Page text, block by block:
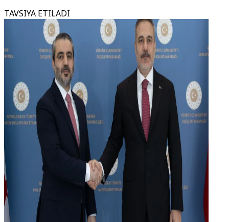
TAVSIYA ETILADI